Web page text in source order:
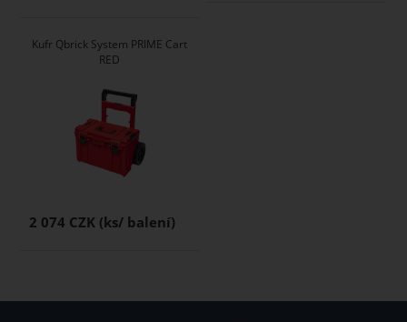
Kufr Qbrick System PRIME Cart
RED
2 074 CZK